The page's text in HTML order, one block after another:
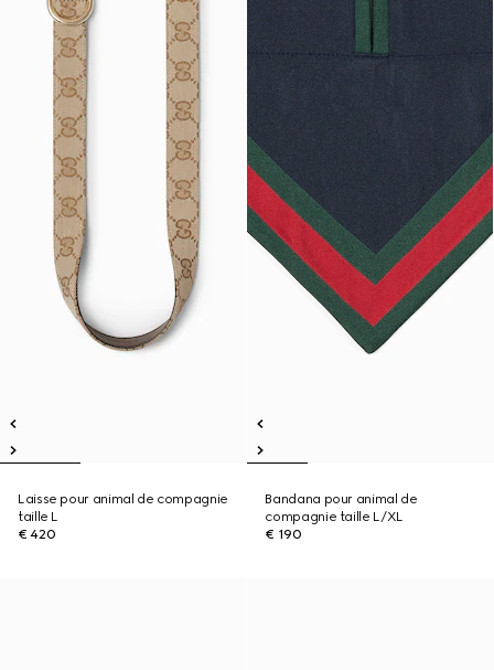
Laisse pour animal de compagnie
taille L
€ 420
Bandana pour animal de
compagnie taille L/XL
€ 190